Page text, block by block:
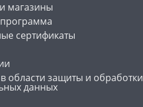
магазины
сертификаты
области защиты и обработки
данных